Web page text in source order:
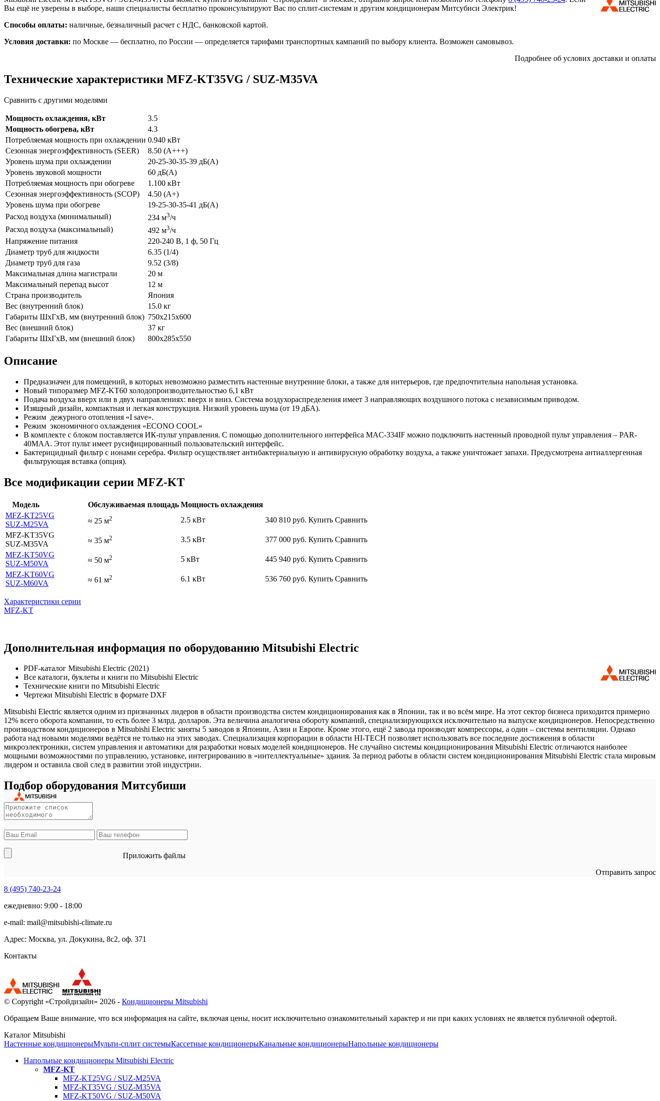
Вы ещё не уверены в выборе, наши специалисты бесплатно проконсультируют Вас по сплит-системам и другим кондиционерам Митсубиси Электрик!
Способы оплаты: наличные, безналичный расчет с НДС, банковской картой.
Условия доставки: по Москве — бесплатно, по России — определяется тарифами транспортных кампаний по выбору клиента. Возможен самовывоз.
Подробнее об услових доставки и оплаты
Технические характеристики MFZ-KT35VG / SUZ-M35VA
Сравнить с другими моделями
Мощность охлаждения, кВт
3.5
Мощность обогрева, кВт
4.3
Потребляемая мощность при охлаждении 0.940 кВт
Сезонная энергоэффективность (SEER)
8.50 (A+++)
Уровень шума при охлаждении
20-25-30-35-39 дБ(А)
Уровень звуковой мощности
60 дБ(А)
Потребляемая мощность при обогреве
1.100 кВт
Сезонная энергоэффективность (SCOP)
4.50 (A+)
Уровень шума при обогреве
19-25-30-35-41 дБ(А)
Расход воздуха (минимальный)
234 м3/ч
Расход воздуха (максимальный)
492 м3/ч
Напряжение питания
220-240 В, 1 ф, 50 Гц
Диаметр труб для жидкости
6.35 (1/4)
Диаметр труб для газа
9.52 (3/8)
Максимальная длина магистрали
20 м
Максимальный перепад высот
12 м
Страна производитель
Япония
Вес (внутренний блок)
15.0 кг
Габариты ШхГхВ, мм (внутренний блок) 750x215x600
Вес (внешний блок)
37 кг
Габариты ШхГхВ, мм (внешний блок)
800х285х550
Описание
Предназначен для помещений, в которых невозможно разместить настенные внутренние блоки, а также для интерьеров, где предпочтительна напольная установка.
Новый типоразмер MFZ-KT60 холодопроизводительностью 6,1 кВт
Подача воздуха вверх или в двух направлениях: вверх и вниз. Система воздухораспределения имеет 3 направляющих воздушного потока с независимым приводом.
Изящный дизайн, компактная и легкая конструкция. Низкий уровень шума (от 19 дБА).
Режим дежурного отопления «I save».
Режим экономичного охлаждения «ECONO COOL»
В комплекте с блоком поставляется ИК-пульт управления. С помощью дополнительного интерфейса MAC-334IF можно подключить настенный проводной пульт управления – PAR-
40MAA. Этот пульт имеет русифицированный пользовательский интерфейс.
Бактерицидный фильтр с ионами серебра. Фильтр осуществляет антибактериальную и антивирусную обработку воздуха, а также уничтожает запахи. Предусмотрена антиаллергенная
фильтрующая вставка (опция).
Все модификации серии MFZ-KT
Модель Обслуживаемая площадь Мощность охлаждения
MFZ-KT25VG
SUZ-M25VA
≈ 25 м2 2.5 кВт 340 810 руб. Купить Сравнить
MFZ-KT35VG
SUZ-M35VA
≈ 35 м2 3.5 кВт 377 000 руб. Купить Сравнить
MFZ-KT50VG
SUZ-M50VA
≈ 50 м2 5 кВт 445 940 руб. Купить Сравнить
MFZ-KT60VG
SUZ-M60VA
≈ 61 м2 6.1 кВт 536 760 руб. Купить Сравнить
Характеристики серии
MFZ-KT
Дополнительная информация по оборудованию Mitsubishi Electric
PDF-каталог Mitsubishi Electric (2021)
Все каталоги, буклеты и книги по Mitsubishi Electric
Технические книги по Mitsubishi Electric
Чертежи Mitsubishi Electric в формате DXF
Mitsubishi Electric является одним из признанных лидеров в области производства систем кондиционирования как в Японии, так и во всём мире. На этот сектор бизнеса приходится примерно
12% всего оборота компании, то есть более 3 млрд. долларов. Эта величина аналогична обороту компаний, специализирующихся исключительно на выпуске кондиционеров. Непосредственно
производством кондиционеров в Mitsubishi Electric заняты 5 заводов в Японии, Азии и Европе. Кроме этого, ещё 2 завода производят компрессоры, а один – системы вентиляции. Однако
работа над новыми моделями ведётся не только на этих заводах. Специализация корпорации в области HI-TECH позволяет использовать все последние достижения в области
микроэлектроники, систем управления и автоматики для разработки новых моделей кондиционеров. Не случайно системы кондиционирования Mitsubishi Electric отличаются наиболее
мощными возможностями по управлению, установке, интегрированию в «интеллектуальные» здания. За период работы в области систем кондиционирования Mitsubishi Electric стала мировым
лидером и оставила свой след в развитии этой индустрии.
Подбор оборудования Митсубиши
Приложить файлы
Отправить запрос
8 (495) 740-23-24
ежедневно: 9:00 - 18:00
e-mail: mail@mitsubishi-climate.ru
Адрес: Москва, ул. Докукина, 8с2, оф. 371
Контакты
© Copyright «Стройдизайн» 2026 - Кондиционеры Mitsubishi
Обращаем Ваше внимание, что вся информация на сайте, включая цены, носит исключительно ознакомительный характер и ни при каких условиях не является публичной офертой.
Каталог Mitsubishi
Настенные кондиционерыМульти-сплит системыКассетные кондиционерыКанальные кондиционерыНапольные кондиционеры
Напольные кондиционеры Mitsubishi Electric
MFZ-KT
MFZ-KT25VG / SUZ-M25VA
MFZ-KT35VG / SUZ-M35VA
MFZ-KT50VG / SUZ-M50VA